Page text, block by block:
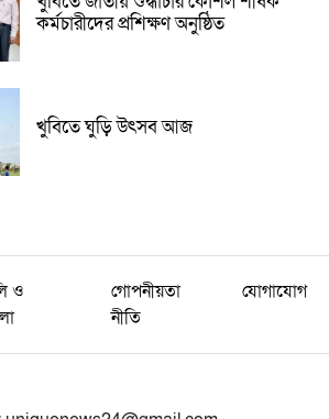
কর্মচারীদের প্রশিক্ষণ অনুষ্ঠিত
খুবিতে ঘুড়ি উৎসব আজ
ও
গোপনীয়তা
নীতি
যোগাযোগ